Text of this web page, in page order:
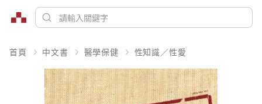
首頁 中文書 醫學保健 性知識／性愛